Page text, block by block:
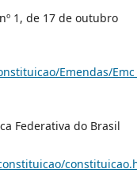
1, de 17 de outubro
Emendas/
Federativa do Brasil